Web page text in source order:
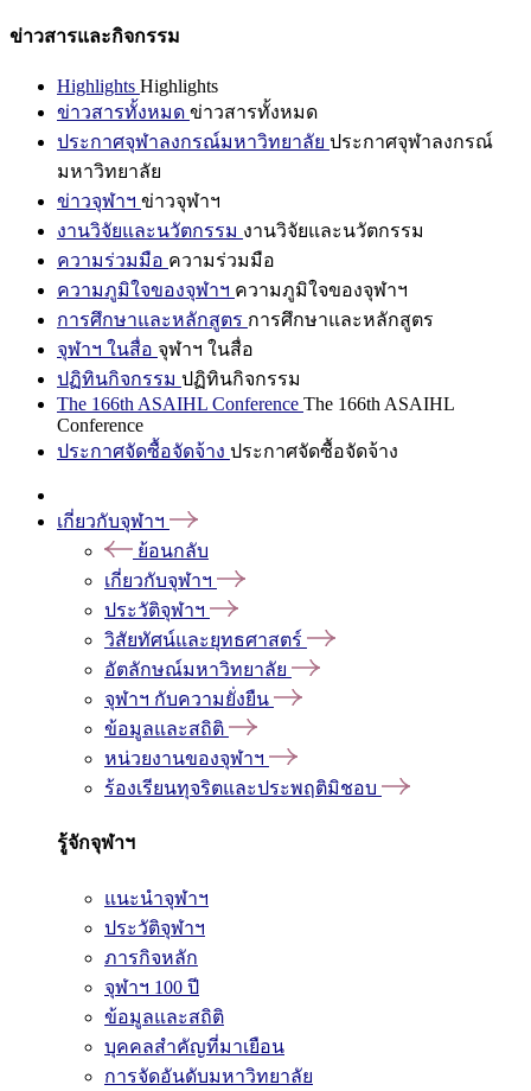
ข่าวสารและกิจกรรม
Highlights Highlights
ข่าวสารทั้งหมด ข่าวสารทั้งหมด
ประกาศจุฬาลงกรณ์มหาวิทยาลัย ประกาศจุฬาลงกรณ์
มหาวิทยาลัย
ข่าวจุฬาฯ ข่าวจุฬาฯ
งานวิจัยและนวัตกรรม งานวิจัยและนวัตกรรม
ความร่วมมือ ความร่วมมือ
ความภูมิใจของจุฬาฯ ความภูมิใจของจุฬาฯ
การศึกษาและหลักสูตร การศึกษาและหลักสูตร
จุฬาฯ ในสื่อ จุฬาฯ ในสื่อ
ปฏิทินกิจกรรม ปฏิทินกิจกรรม
The 166th ASAIHL Conference The 166th ASAIHL
Conference
ประกาศจัดซื้อจัดจ้าง ประกาศจัดซื้อจัดจ้าง
เกี่ยวกับจุฬาฯ
ย้อนกลับ
เกี่ยวกับจุฬาฯ
ประวัติจุฬาฯ
วิสัยทัศน์และยุทธศาสตร์
อัตลักษณ์มหาวิทยาลัย
จุฬาฯ กับความยั่งยืน
ข้อมูลและสถิติ
หน่วยงานของจุฬาฯ
ร้องเรียนทุจริตและประพฤติมิชอบ
รู้จักจุฬาฯ
แนะนำจุฬาฯ
ประวัติจุฬาฯ
ภารกิจหลัก
จุฬาฯ 100 ปี
ข้อมูลและสถิติ
บุคคลสำคัญที่มาเยือน
การจัดอันดับมหาวิทยาลัย